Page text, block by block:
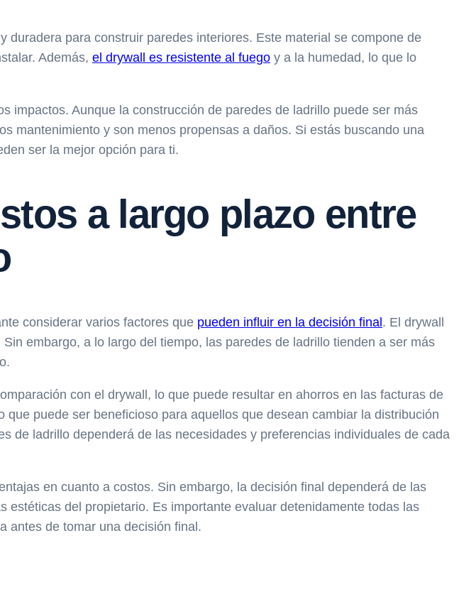
para construir paredes interiores. Este material se compone de
Además, el drywall es resistente al fuego y a la humedad, lo que lo
impactos. Aunque la construcción de paredes de ladrillo puede ser más
mantenimiento y son menos propensas a daños. Si estás buscando una
ser la mejor opción para ti.
a largo plazo entre
considerar varios factores que pueden influir en la decisión final. El drywall
embargo, a lo largo del tiempo, las paredes de ladrillo tienden a ser más
con el drywall, lo que puede resultar en ahorros en las facturas de
puede ser beneficioso para aquellos que desean cambiar la distribución
de ladrillo dependerá de las necesidades y preferencias individuales de cada
en cuanto a costos. Sin embargo, la decisión final dependerá de las
del propietario. Es importante evaluar detenidamente todas las
antes de tomar una decisión final.